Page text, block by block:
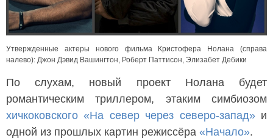
Утвержденные актеры нового фильма Кристофера Нолана (справа
налево): Джон Дэвид Вашингтон, Роберт Паттисон, Элизабет Дебики
По слухам, новый проект Нолана будет
романтическим триллером, этаким симбиозом
хичкоковского«На север через северо-запад»и
одной из прошлых картин режиссёра «Начало».